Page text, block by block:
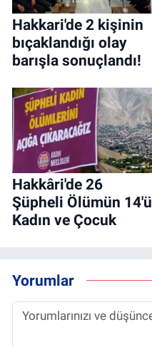
Hakkari'de 2 kişinin
bıçaklandığı olay
barışla sonuçlandı!
Hakkâri'de 26
Şüpheli Ölümün 14'ü
Kadın ve Çocuk
Yorumlar